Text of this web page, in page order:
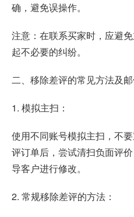
确，避免误操作。
注意：在联系买家时，应避
起不必要的纠纷。
二、移除差评的常见方法及
1. 模拟主扫：
使用不同账号模拟主扫，不
评订单后，尝试清扫负面评
导客户进行修改。
2. 常规移除差评的方法：